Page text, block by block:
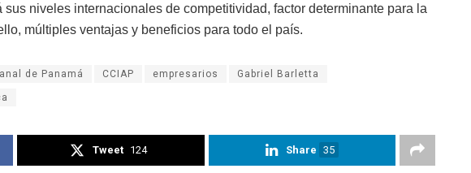
niveles internacionales de competitividad, factor determinante para la
múltiples ventajas y beneficios para todo el país.
de Panamá CCIAP empresarios Gabriel Barletta
Tweet 124 Share 35